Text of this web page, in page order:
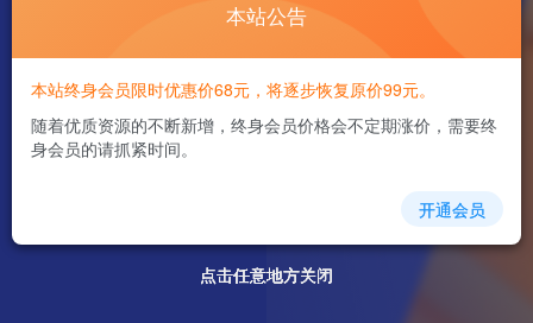
点击任意地方关闭
点击任意地方关闭
点击任意地方关闭
点击任意地方关闭
本站公告
本站终身会员限时优惠价68元，将逐步恢复原价99元。
随着优质资源的不断新增，终身会员价格会不定期涨价，需要终
身会员的请抓紧时间。
开通会员